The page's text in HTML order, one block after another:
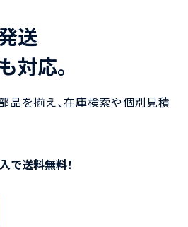
送
対応。
を揃え、在庫検索や個別見積
で送料無料！